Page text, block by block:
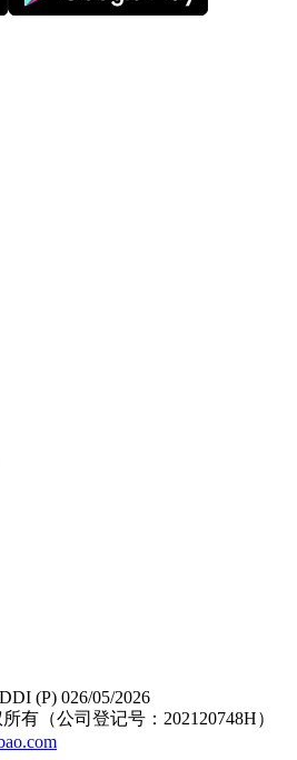
(P) 026/05/2026
有（公司登记号：202120748H）